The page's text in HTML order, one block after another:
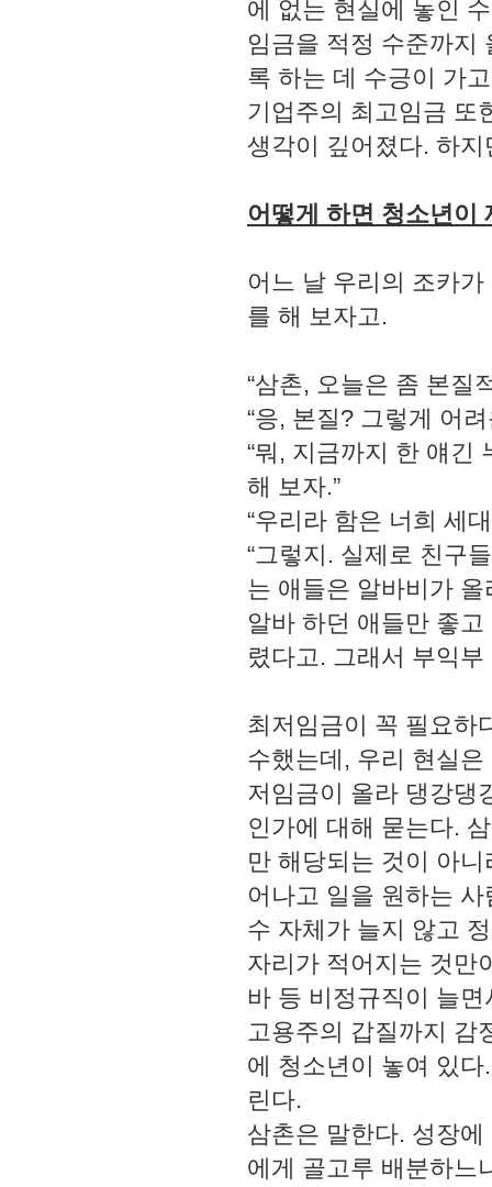
에 없는 현실에 놓인
임금을 적정 수준까지
록 하는 데 수긍이 가
기업주의 최고임금 또
생각이 깊어졌다. 하
어떻게 하면 청소년이
어느 날 우리의 조카
를 해 보자고.
“삼촌, 오늘은 좀 본질
“응, 본질? 그렇게 어
“뭐, 지금까지 한 얘긴
해 보자.”
“우리라 함은 너희 세
“그렇지. 실제로 친구
는 애들은 알바비가
알바 하던 애들만 좋
렸다고. 그래서 부익
최저임금이 꼭 필요하
수했는데, 우리 현실
저임금이 올라 댕강댕
인가에 대해 묻는다.
만 해당되는 것이 아
어나고 일을 원하는
수 자체가 늘지 않고
자리가 적어지는 것만
바 등 비정규직이 늘
고용주의 갑질까지 감
에 청소년이 놓여 있
린다.
삼촌은 말한다. 성장
에게 골고루 배분하느